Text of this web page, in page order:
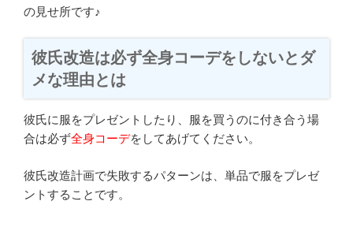
の見せ所です♪
彼氏改造は必ず全身コーデをしないとダ
メな理由とは
彼氏に服をプレゼントしたり、服を買うのに付き合う場
合は必ず全身コーデをしてあげてください。
彼氏改造計画で失敗するパターンは、単品で服をプレゼ
ントすることです。